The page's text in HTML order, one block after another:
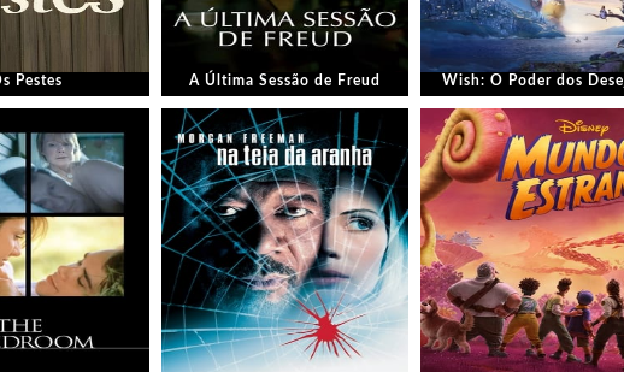
Pestes A Última Sessão de Freud Wish: O Poder dos